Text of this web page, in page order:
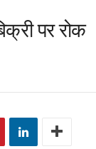
पर रोक